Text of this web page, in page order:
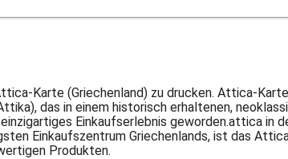
Karte (Griechenland) zu drucken. Attica-
das in einem historisch erhaltenen,
Einkaufserlebnis geworden.attica
Einkaufszentrum Griechenlands, ist das
Produkten.